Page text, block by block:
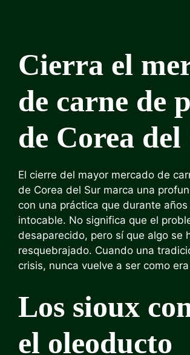
Cierra el
de carne de
de Corea
El cierre del mayor mercado de
de Corea del Sur marca una
con una práctica que durante
intocable. No significa que el
desaparecido, pero sí que algo se
resquebrajado. Cuando una
crisis, nunca vuelve a ser como
Los sioux
el oleoducto